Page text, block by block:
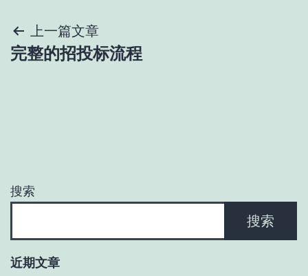
文
章
上一篇文章
完整的招投标流程
搜索
搜索
近期文章